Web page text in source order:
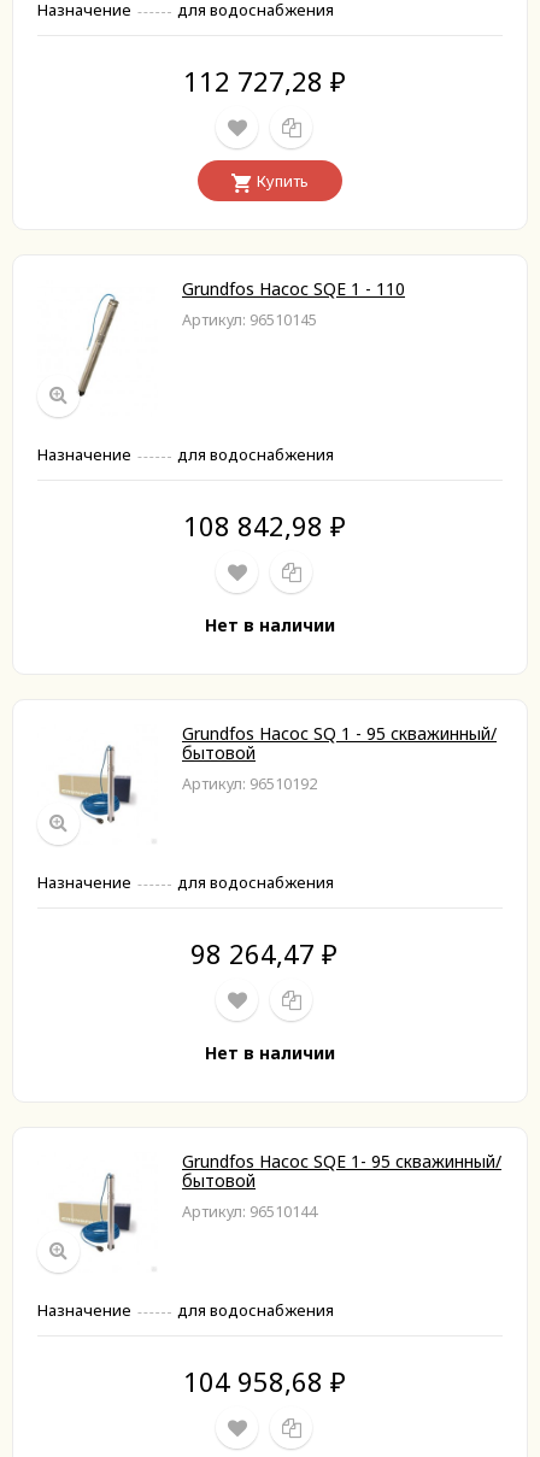
Назначение для водоснабжения
112 727,28 ₽
Купить
Grundfos Насос SQE 1 - 110
Артикул: 96510145
Назначение для водоснабжения
108 842,98 ₽
Нет в наличии
Grundfos Насос SQ 1 - 95 скважинный/
бытовой
Артикул: 96510192
Назначение для водоснабжения
98 264,47 ₽
Нет в наличии
Grundfos Насос SQE 1- 95 скважинный/
бытовой
Артикул: 96510144
Назначение для водоснабжения
104 958,68 ₽